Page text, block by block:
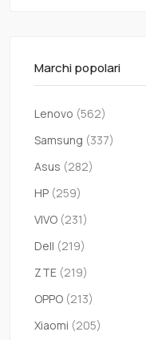
Marchi popolari
Lenovo (562)
Samsung (337)
Asus (282)
HP (259)
VIVO (231)
Dell (219)
ZTE (219)
OPPO (213)
Xiaomi (205)